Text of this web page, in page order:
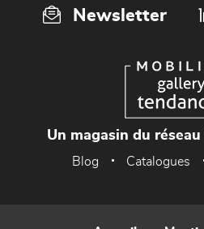
Newsletter
Un magasin du
Blog Catalogues